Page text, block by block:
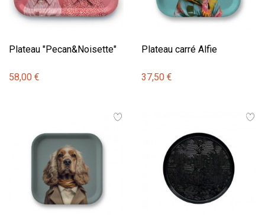
Plateau "Pecan&Noisette"
58,00 €
Plateau carré Alfie
37,50 €